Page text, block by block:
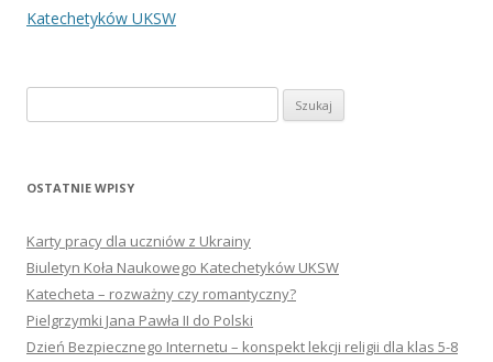
wpisu
Katechetyków UKSW
OSTATNIE WPISY
Karty pracy dla uczniów z Ukrainy
Biuletyn Koła Naukowego Katechetyków UKSW
Katecheta – rozważny czy romantyczny?
Pielgrzymki Jana Pawła II do Polski
Dzień Bezpiecznego Internetu – konspekt lekcji religii dla klas 5-8